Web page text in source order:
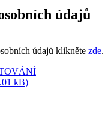
údajů
údajů klikněte zde.
kB)